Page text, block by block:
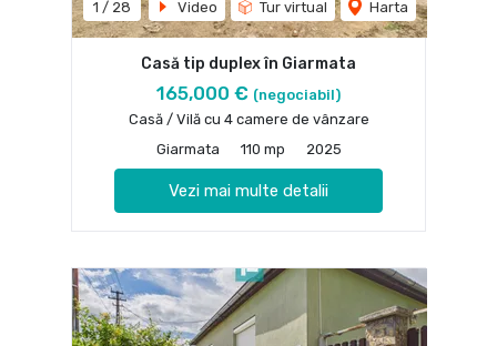
1 / 28 Video Tur virtual Harta
Casă tip duplex în Giarmata
165,000 € (negociabil)
Casă / Vilă cu 4 camere de vânzare
Giarmata
110 mp 2025
Vezi mai multe detalii